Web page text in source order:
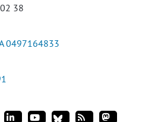
38
0497164833